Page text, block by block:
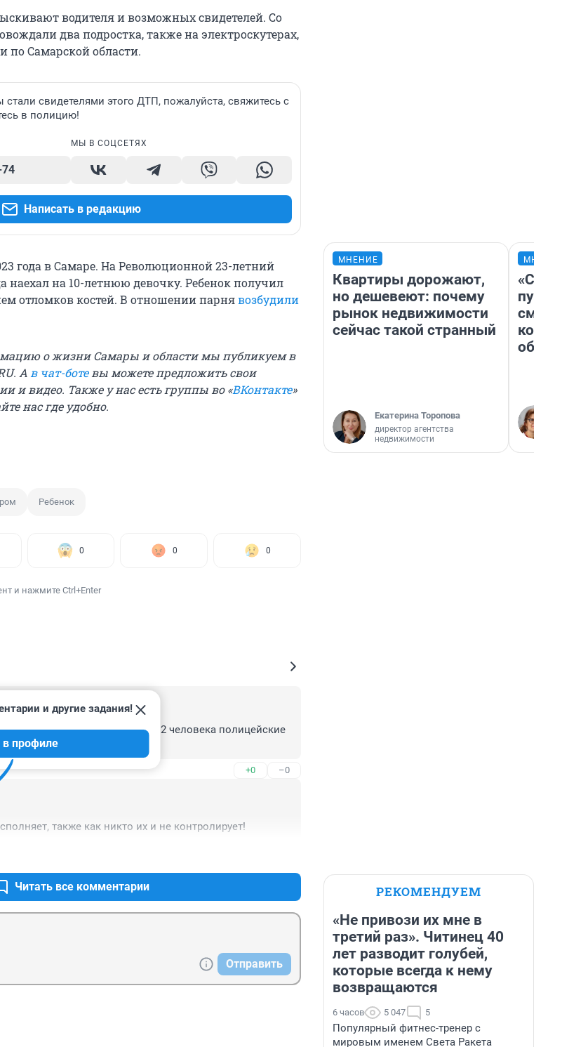
водителя и возможных свидетелей. Со
два подростка, также на электроскутерах,
по Самарской области.
свидетелями этого ДТП, пожалуйста, свяжитесь с
в полицию!
МЫ В СОЦСЕТЯХ
Написать в редакцию
года в Самаре. На Революционной 23-летний
наехал на 10-летнюю девочку. Ребенок получил
отломков костей. В отношении парнявозбудили
о жизни Самары и области мы публикуем в
А в чат-ботевы можете предложить свои
и видео. Также у нас есть группы во «ВКонтакте»
нас где удобно.
Ребенок
0 0 0
и нажмите Ctrl+Enter
верхом на лошади наряд 2 человека полицейские
+0 –0
и другие задания!
в профиле
также как никто их и не контролирует!
Читать все комментарии
Отправить
МНЕНИЕ
Квартиры дорожают,
но дешевеют: почему
рынок недвижимости
сейчас такой странный
Екатерина Торопова
директор агентства
недвижимости
РЕКОМЕНДУЕМ
«Не привози их мне в
третий раз». Читинец 40
лет разводит голубей,
которые всегда к нему
возвращаются
6 часов 5 047 5
Популярный фитнес-тренер с
мировым именем Света Ракета